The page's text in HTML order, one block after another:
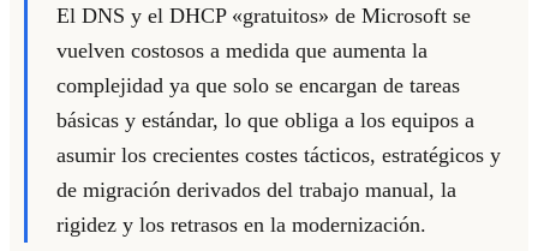
El DNS y el DHCP «gratuitos» de Microsoft se
vuelven costosos a medida que aumenta la
complejidad ya que solo se encargan de tareas
básicas y estándar, lo que obliga a los equipos a
asumir los crecientes costes tácticos, estratégicos y
de migración derivados del trabajo manual, la
rigidez y los retrasos en la modernización.